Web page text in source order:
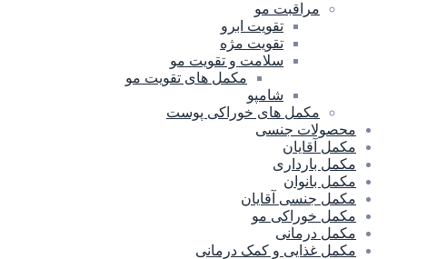
مراقبت مو
تقویت ابرو
تقویت مژه
سلامت و تقویت مو
مکمل های تقویت مو
شامپو
مکمل های خوراکی پوست
محصولات جنسی
مکمل آقایان
مکمل بارداری
مکمل بانوان
مکمل جنسی آقایان
مکمل خوراکی مو
مکمل درمانی
مکمل غذایی و کمک درمانی